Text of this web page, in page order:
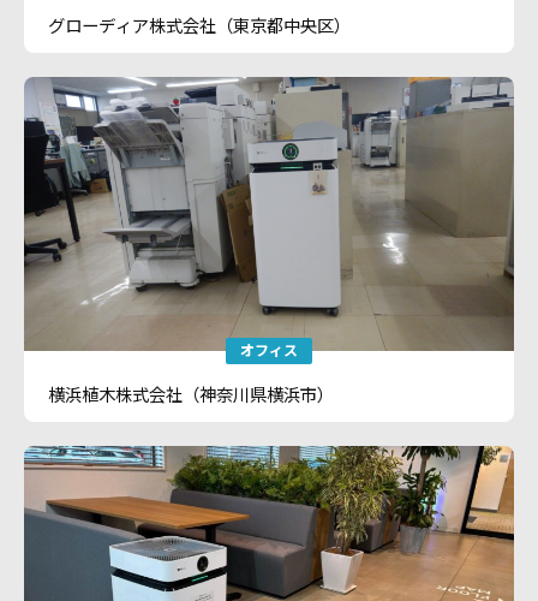
グローディア株式会社（東京都中央区）
オフィス
横浜植木株式会社（神奈川県横浜市）